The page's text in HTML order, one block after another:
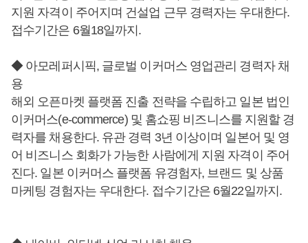
지원 자격이 주어지며 건설업 근무 경력자는 우대한다.
접수기간은 6월18일까지.
◆ 아모레퍼시픽, 글로벌 이커머스 영업관리 경력자 채
용
해외 오픈마켓 플랫폼 진출 전략을 수립하고 일본 법인
이커머스(e-commerce) 및 홈쇼핑 비즈니스를 지원할 경
력자를 채용한다. 유관 경력 3년 이상이며 일본어 및 영
어 비즈니스 회화가 가능한 사람에게 지원 자격이 주어
진다. 일본 이커머스 플랫폼 유경험자, 브랜드 및 상품
마케팅 경험자는 우대한다. 접수기간은 6월22일까지.